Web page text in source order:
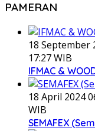
PAMERAN
18 September
17:27 WIB
IFMAC &
18 April 2024
WIB
SEMAFEX